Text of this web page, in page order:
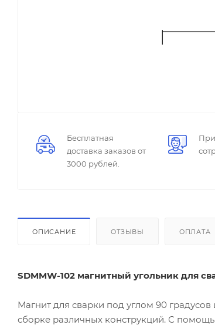
Бесплатная
доставка заказов от
3000 рублей.
ОПИСАНИЕ ОТЗЫВЫ ОПЛАТА
SDMMW-102 магнитный угольник для
Магнит для сварки под углом 90
сборке различных конструкций. С